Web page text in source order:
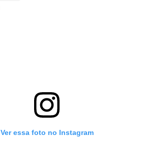
Ver essa foto no Instagram